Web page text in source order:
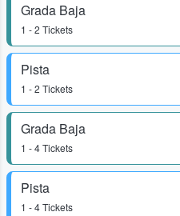
Grada Baja
1 - 2 Tickets
Pista
1 - 2 Tickets
Grada Baja
1 - 4 Tickets
Pista
1 - 4 Tickets